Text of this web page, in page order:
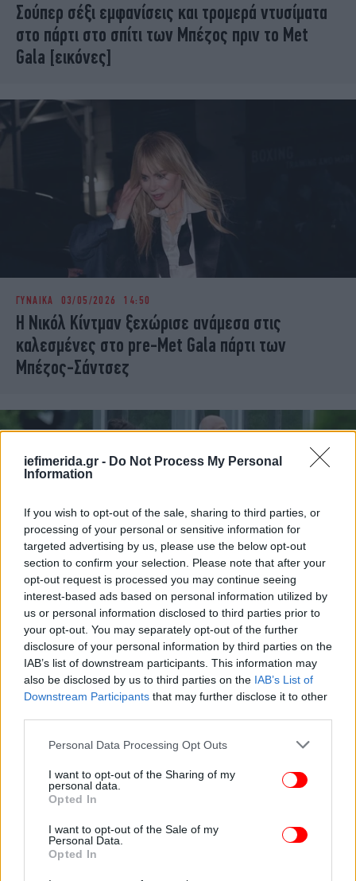
iefimerida.gr - Do Not Process My Personal
Information
If you wish to opt-out of the sale, sharing to third parties, or
processing of your personal or sensitive information for
targeted advertising by us, please use the below opt-out
section to confirm your selection. Please note that after your
opt-out request is processed you may continue seeing
interest-based ads based on personal information utilized by
us or personal information disclosed to third parties prior to
your opt-out. You may separately opt-out of the further
disclosure of your personal information by third parties on the
IAB’s list of downstream participants. This information may
also be disclosed by us to third parties on the IAB’s List of
Downstream Participants that may further disclose it to other
Please note that this website/app uses one or more Google
not limited to your visit or usage behaviour. You may click to
grant or deny consent to Google and its third-party tags to
use your data for below specified purposes in below Google
consent section.
Personal Data Processing Opt Outs
I want to opt-out of the Sharing of my
personal data.
Opted In
I want to opt-out of the Sale of my
Personal Data.
Opted In
Σούπερ σέξι εμφανίσεις και τρομερά ντυσίματα
στο πάρτι στο σπίτι των Μπέζος πριν το Met
Gala [εικόνες]
ΓΥΝΑΙΚΑ 03/05/2026 14:50
Η Νικόλ Κίντμαν ξεχώρισε ανάμεσα στις
καλεσμένες στο pre-Met Gala πάρτι των
Μπέζος-Σάντσεζ
ΖΩΗ 29/04/2026 10:26
Με σούπερ σέξι, πληθωρικό ντεκολτέ στον
Λευκό Οίκο η Λόρεν Σάντσεζ -«Πέταξε έξω τα
στήθη της», βροχή τα σχόλια